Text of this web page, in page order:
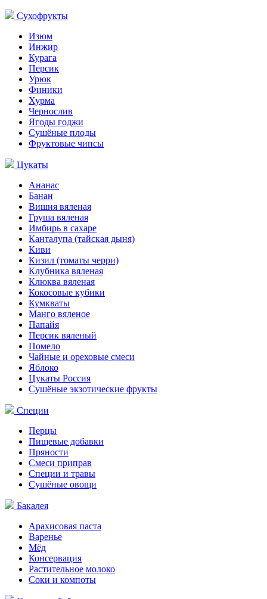
Сухофрукты
Изюм
Инжир
Курага
Персик
Урюк
Финики
Хурма
Чернослив
Ягоды годжи
Сушёные плоды
Фруктовые чипсы
Цукаты
Ананас
Банан
Вишня вяленая
Груша вяленая
Имбирь в сахаре
Канталупа (тайская дыня)
Киви
Кизил (томаты черри)
Клубника вяленая
Клюква вяленая
Кокосовые кубики
Кумкваты
Манго вяленое
Папайя
Персик вяленый
Помело
Чайные и ореховые смеси
Яблоко
Цукаты Россия
Сушёные экзотические фрукты
Специи
Перцы
Пищевые добавки
Пряности
Смеси приправ
Специи и травы
Сушёные овощи
Бакалея
Арахисовая паста
Варенье
Мёд
Консервация
Растительное молоко
Соки и компоты